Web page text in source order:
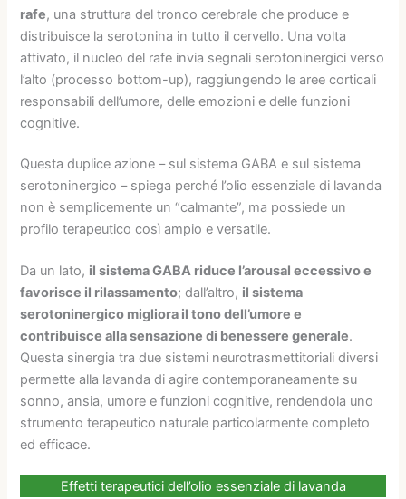
rafe, una struttura del tronco cerebrale che produce e
distribuisce la serotonina in tutto il cervello. Una volta
attivato, il nucleo del rafe invia segnali serotoninergici verso
l’alto (processo bottom-up), raggiungendo le aree corticali
responsabili dell’umore, delle emozioni e delle funzioni
cognitive.
Questa duplice azione – sul sistema GABA e sul sistema
serotoninergico – spiega perché l’olio essenziale di lavanda
non è semplicemente un “calmante”, ma possiede un
profilo terapeutico così ampio e versatile.
Da un lato, il sistema GABA riduce l’arousal eccessivo e
favorisce il rilassamento; dall’altro, il sistema
serotoninergico migliora il tono dell’umore e
contribuisce alla sensazione di benessere generale.
Questa sinergia tra due sistemi neurotrasmettitoriali diversi
permette alla lavanda di agire contemporaneamente su
sonno, ansia, umore e funzioni cognitive, rendendola uno
strumento terapeutico naturale particolarmente completo
ed efficace.
Effetti terapeutici dell’olio essenziale di lavanda